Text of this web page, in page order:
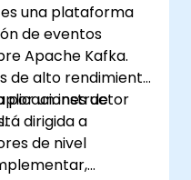
una plataforma
de eventos
Apache Kafka.
de alto rendimiento
de
por un instructor
dirigida a
de nivel